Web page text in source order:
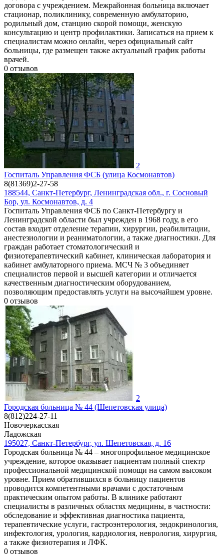
договора с учреждением. Межрайонная больница включает
стационар, поликлинику, современную амбулаторию,
родильный дом, станцию скорой помощи, женскую
консультацию и центр профилактики. Записаться на прием к
специалистам можно онлайн, через официальный сайт
больницы, где размещен также актуальный график работы
врачей.
0 отзывов
2
Госпиталь Управления ФСБ (улица Космонавтов)
8(81369)2-27-58
188544, Санкт-Петербург, Ленинградская обл., г. Сосновый
Бор, ул. Космонавтов, д. 4
Госпиталь Управления ФСБ по Санкт-Петербургу и
Ленинградской области был учрежден в 1968 году, в его
состав входит отделение терапии, хирургии, реабилитации,
анестезиологии и реаниматологии, а также диагностики. Для
граждан работает стоматологический и
физиотерапевтический кабинет, клиническая лаборатория и
кабинет амбулаторного приема. МСЧ № 3 объединяет
специалистов первой и высшей категории и отличается
качественным диагностическим оборудованием,
позволяющим предоставлять услуги на высочайшем уровне.
0 отзывов
2
Городская больница № 44 (Шепетовская улица)
8(812)224-27-11
Новочеркасская
Ладожская
195027, Санкт-Петербург, ул. Шепетовская, д. 16
Городская больница № 44 – многопрофильное медицинское
учреждение, которое оказывает пациентам полный спектр
профессиональной медицинской помощи на самом высоком
уровне. Прием обратившихся в больницу пациентов
проводится компетентными врачами с достаточным
практическим опытом работы. В клинике работают
специалисты в различных областях медицины, в частности:
обследование и эффективная диагностика пациента,
терапевтические услуги, гастроэнтерология, эндокринология,
инфектология, урология, кардиология, неврология, хирургия,
а также физиотерапия и ЛФК.
0 отзывов